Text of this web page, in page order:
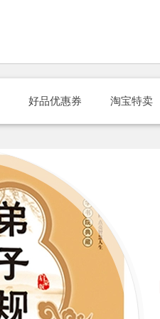
好品优惠券 淘宝特卖